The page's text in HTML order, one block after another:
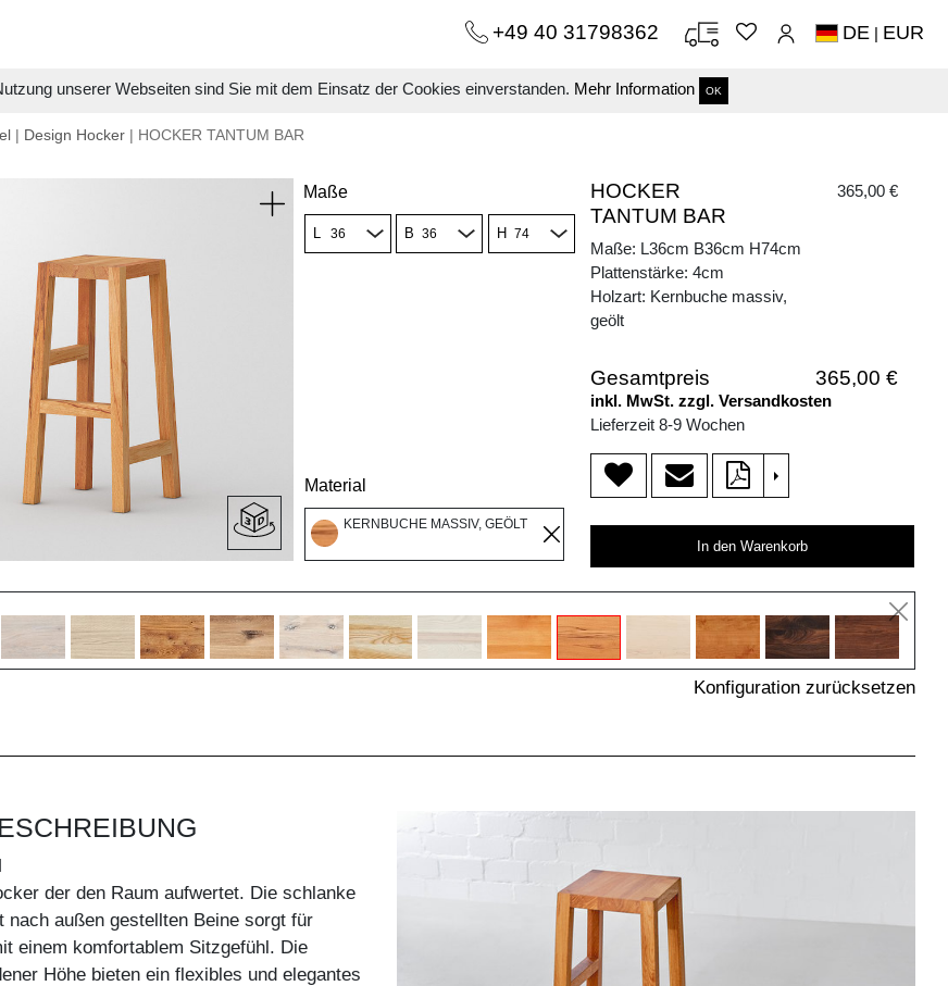
unserer Webseiten sind Sie mit dem Einsatz der Cookies einverstanden. Mehr Information OK
+49 40 31798362 DE | EUR
| Design Hocker | HOCKER TANTUM BAR
Maße
L B H
Material
KERNBUCHE MASSIV, GEÖLT
HOCKER
TANTUM BAR
365,00 €
Maße: L36cm B36cm H74cm
Plattenstärke: 4cm
Holzart: Kernbuche massiv,
geölt
Gesamtpreis 365,00 €
inkl. MwSt. zzgl. Versandkosten
Lieferzeit 8-9 Wochen
>
In den Warenkorb
Konfiguration zurücksetzen
der den Raum aufwertet. Die schlanke
nach außen gestellten Beine sorgt für
einem komfortablem Sitzgefühl. Die
Höhe bieten ein flexibles und elegantes